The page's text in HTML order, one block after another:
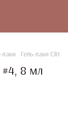
лаки Гель-лаки
#4, 8 мл